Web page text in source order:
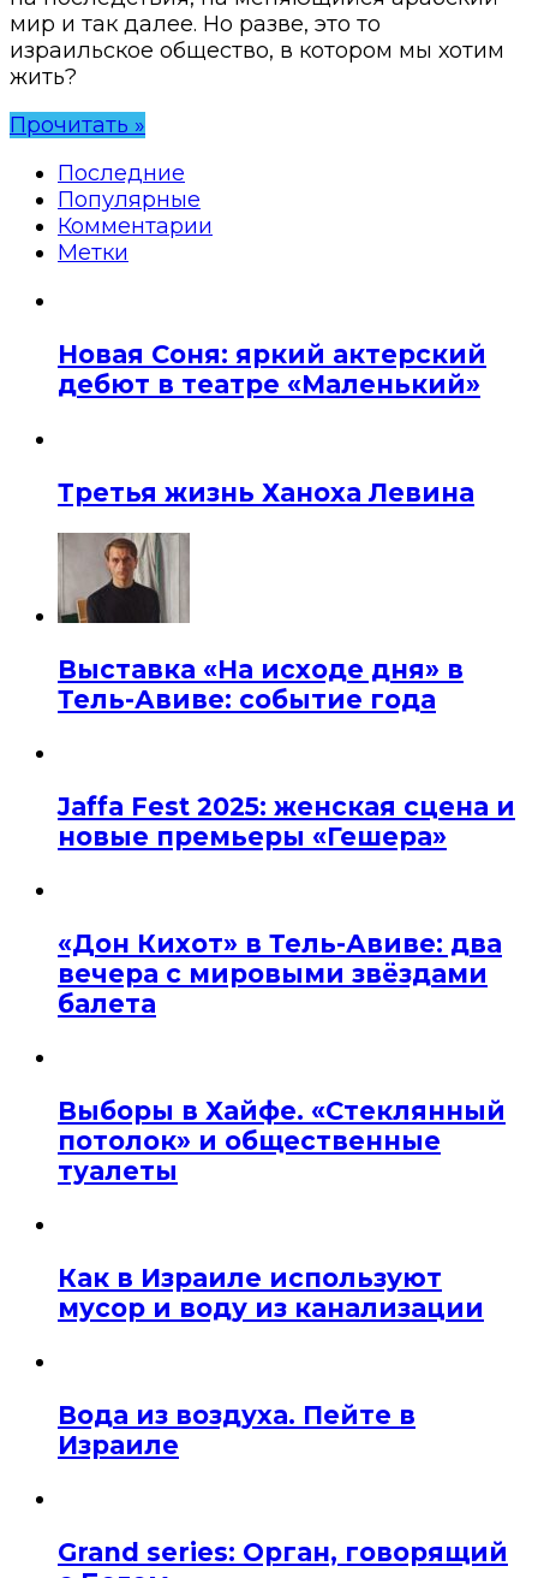
мир и так далее. Но разве, это то
израильское общество, в котором мы хотим
жить?
Прочитать »
Последние
Популярные
Комментарии
Метки
Новая Соня: яркий актерский
дебют в театре «Маленький»
Третья жизнь Ханоха Левина
Выставка «На исходе дня» в
Тель-Авиве: событие года
Jaffa Fest 2025: женская сцена и
новые премьеры «Гешера»
«Дон Кихот» в Тель-Авиве: два
вечера с мировыми звёздами
балета
Выборы в Хайфе. «Стеклянный
потолок» и общественные
туалеты
Как в Израиле используют
мусор и воду из канализации
Вода из воздуха. Пейте в
Израиле
Grand series: Орган, говорящий